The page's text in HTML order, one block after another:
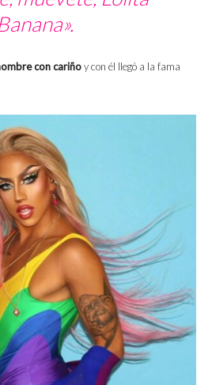
con cariñoy con él llegó a la fama